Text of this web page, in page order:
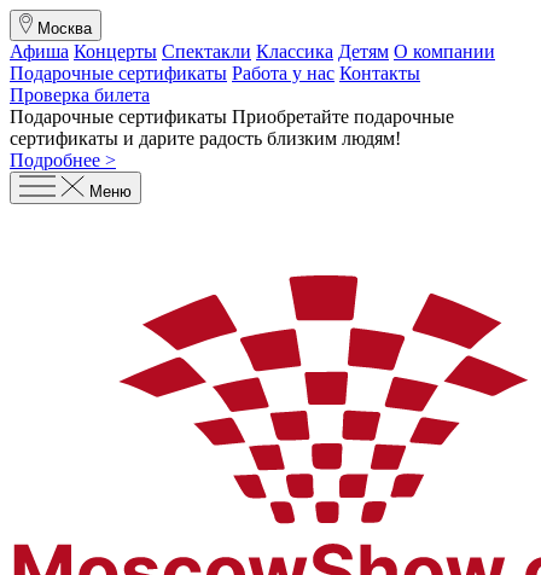
Москва
Афиша Концерты Спектакли Классика Детям О компании
Подарочные сертификаты Работа у нас Контакты
Проверка билета
Подарочные сертификаты Приобретайте подарочные
сертификаты и дарите радость близким людям!
Подробнее >
Меню